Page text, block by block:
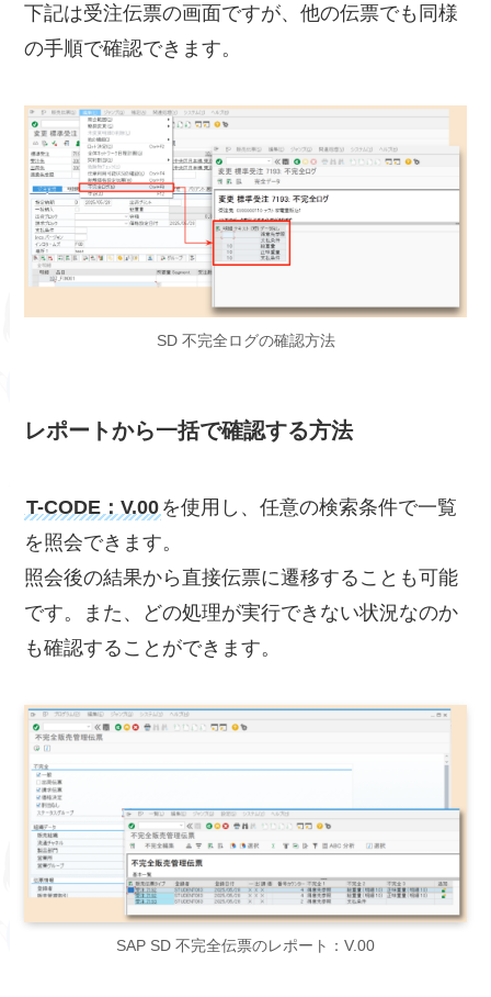
下記は受注伝票の画面ですが、他の伝票でも同様
の手順で確認できます。
SD 不完全ログの確認方法
レポートから一括で確認する方法
T-CODE：V.00 を使用し、任意の検索条件で一覧
を照会できます。
照会後の結果から直接伝票に遷移することも可能
です。また、どの処理が実行できない状況なのか
も確認することができます。
SAP SD 不完全伝票のレポート：V.00